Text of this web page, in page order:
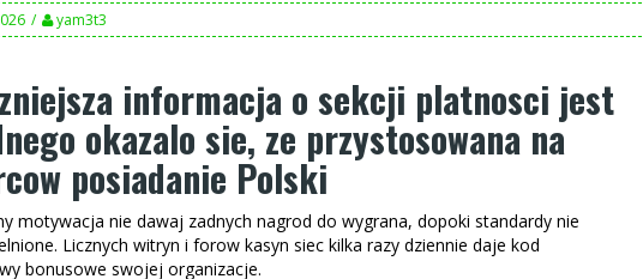
yam3t3
informacja o sekcji platnosci jest
okazalo sie, ze przystosowana na
posiadanie Polski
motywacja nie dawaj zadnych nagrod do wygrana, dopoki standardy nie
Licznych witryn i forow kasyn siec kilka razy dziennie daje kod
bonusowe swojej organizacje.